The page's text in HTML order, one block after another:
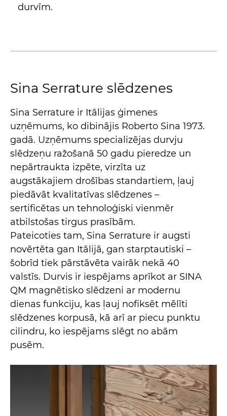
durvīm.
Sina Serrature slēdzenes
Sina Serrature ir Itālijas ģimenes
uzņēmums, ko dibinājis Roberto Sina 1973.
gadā. Uzņēmums specializējas durvju
slēdzeņu ražošanā 50 gadu pieredze un
nepārtraukta izpēte, virzīta uz
augstākajiem drošības standartiem, ļauj
piedāvāt kvalitatīvas slēdzenes –
sertificētas un tehnoloģiski vienmēr
atbilstošas tirgus prasībām.
Pateicoties tam, Sina Serrature ir augsti
novērtēta gan Itālijā, gan starptautiski –
šobrīd tiek pārstāvēta vairāk nekā 40
valstīs. Durvis ir iespējams aprīkot ar SINA
QM magnētisko slēdzeni ar modernu
dienas funkciju, kas ļauj nofiksēt mēlīti
slēdzenes korpusā, kā arī ar piecu punktu
cilindru, ko iespējams slēgt no abām
pusēm.